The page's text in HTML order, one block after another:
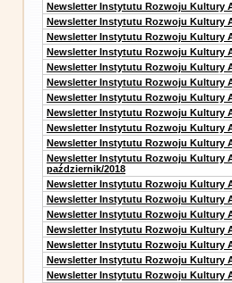
Newsletter Instytutu Rozwoju Kultury
Newsletter Instytutu Rozwoju Kultury
Newsletter Instytutu Rozwoju Kultury
Newsletter Instytutu Rozwoju Kultury
Newsletter Instytutu Rozwoju Kultury
Newsletter Instytutu Rozwoju Kultury
Newsletter Instytutu Rozwoju Kultury
Newsletter Instytutu Rozwoju Kultury
Newsletter Instytutu Rozwoju Kultury
Newsletter Instytutu Rozwoju Kultury
Newsletter Instytutu Rozwoju Kultury
październik/2018
Newsletter Instytutu Rozwoju Kultury
Newsletter Instytutu Rozwoju Kultury
Newsletter Instytutu Rozwoju Kultury
Newsletter Instytutu Rozwoju Kultury
Newsletter Instytutu Rozwoju Kultury
Newsletter Instytutu Rozwoju Kultury
Newsletter Instytutu Rozwoju Kultury